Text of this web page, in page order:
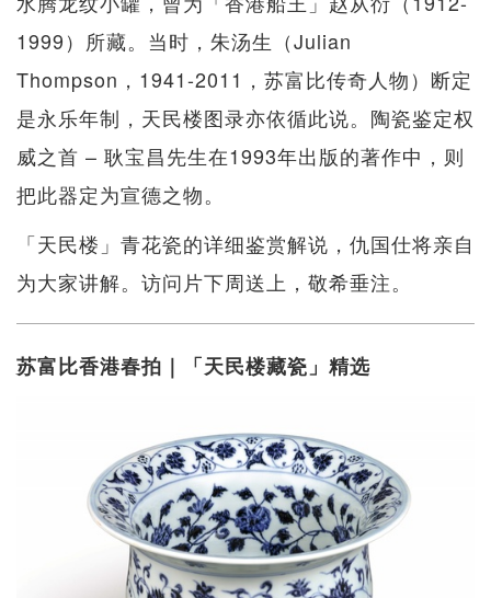
1999）所藏。当时，朱汤生（Julian
Thompson，1941-2011，苏富比传奇人物）断定
是永乐年制，天民楼图录亦依循此说。陶瓷鉴定权
威之首 – 耿宝昌先生在1993年出版的著作中，则
把此器定为宣德之物。
「天民楼」青花瓷的详细鉴赏解说，仇国仕将亲自
为大家讲解。访问片下周送上，敬希垂注。
苏富比香港春拍｜「天民楼藏瓷」精选